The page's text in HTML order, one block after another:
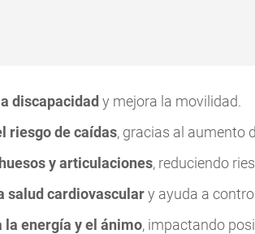
discapacidad y mejora la movilidad.
riesgo de caídas, gracias al aumento
y articulaciones, reduciendo
salud cardiovasculary ayuda a
la energía y el ánimo, impactando